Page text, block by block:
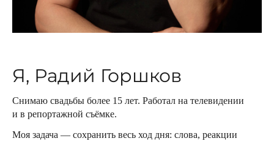
Я, Радий Горшков
Снимаю свадьбы более 15 лет. Работал на телевидении
и в репортажной съёмке.
Моя задача — сохранить весь ход дня: слова, реакции